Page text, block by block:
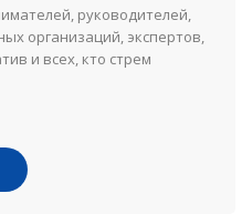
руководителей,
организаций, экспертов,
и всех, кто стрем